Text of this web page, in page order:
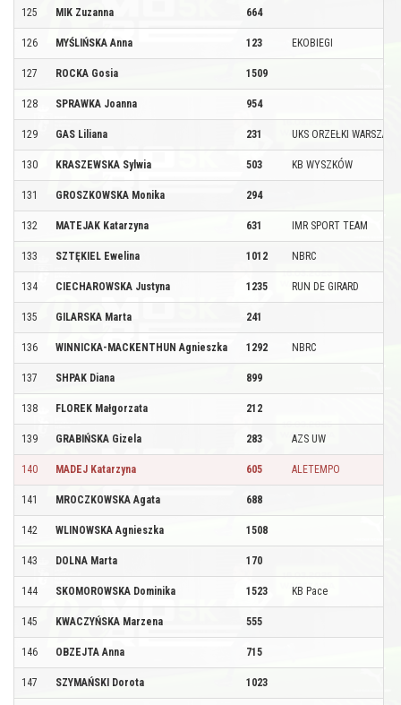
125 MIK Zuzanna 664
126 MYŚLIŃSKA Anna 123 EKOBIEGI
127 ROCKA Gosia 1509
128 SPRAWKA Joanna 954
129 GAS Liliana 231 UKS ORZEŁKI WARSZAWA
130 KRASZEWSKA Sylwia 503 KB WYSZKÓW
131 GROSZKOWSKA Monika 294
132 MATEJAK Katarzyna 631 IMR SPORT TEAM
133 SZTĘKIEL Ewelina 1012 NBRC
134 CIECHAROWSKA Justyna 1235 RUN DE GIRARD
135 GILARSKA Marta 241
136 WINNICKA-MACKENTHUN Agnieszka 1292 NBRC
137 SHPAK Diana 899
138 FLOREK Małgorzata 212
139 GRABIŃSKA Gizela 283 AZS UW
140 MADEJ Katarzyna 605 ALETEMPO
141 MROCZKOWSKA Agata 688
142 WLINOWSKA Agnieszka 1508
143 DOLNA Marta 170
144 SKOMOROWSKA Dominika 1523 KB Pace
145 KWACZYŃSKA Marzena 555
146 OBZEJTA Anna 715
147 SZYMAŃSKI Dorota 1023